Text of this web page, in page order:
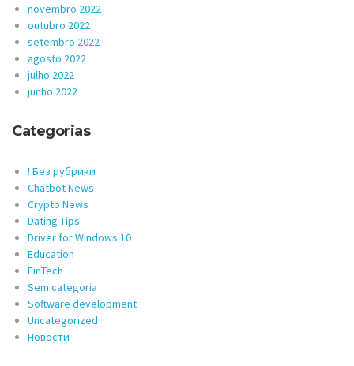
novembro 2022
outubro 2022
setembro 2022
agosto 2022
julho 2022
junho 2022
Categorias
! Без рубрики
Chatbot News
Crypto News
Dating Tips
Driver for Windows 10
Education
FinTech
Sem categoria
Software development
Uncategorized
Новости